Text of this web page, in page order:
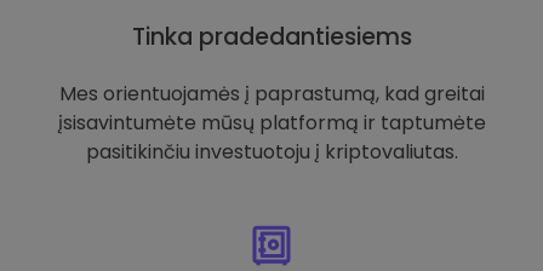
Tinka pradedantiesiems
Mes orientuojamės į paprastumą, kad greitai
įsisavintumėte mūsų platformą ir taptumėte
pasitikinčiu investuotoju į kriptovaliutas.